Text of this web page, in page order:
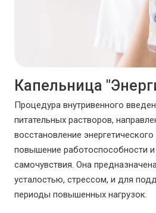
Капельница
Процедура внутривенного
питательных растворов,
восстановление
повышение работоспособности
самочувствия. Она
усталостью, стрессом, и для
периоды повышенных нагрузок.